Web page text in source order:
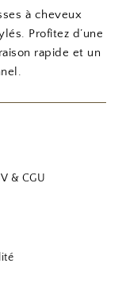
à cheveux
Profitez d’une
rapide et un
& CGU